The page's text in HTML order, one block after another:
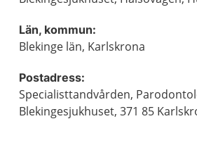
Län, kommun:
Blekinge län, Karlskrona
Postadress:
Specialisttandvården,
Blekingesjukhuset, 371 85